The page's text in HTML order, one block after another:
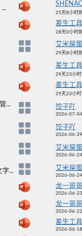
25天8小时
差生工
28天0小时
艾米屎蛋
29天8小时
差生工
29天23小时
差生工
29天23小时
... 饺子吖
2026-07-
饺子吖
2026-06-
艾米屎蛋
2026-06-
字... 艾米屎蛋
2026-06-
龙一哥哥
2026-06-
龙一哥哥
2026-06-
差生工
2026-06-